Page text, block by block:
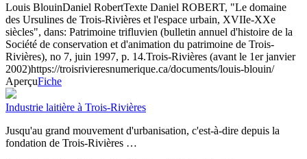
Louis BlouinDaniel RobertTexte Daniel ROBERT, "Le domaine
des Ursulines de Trois-Rivières et l'espace urbain, XVIIe-XXe
siècles", dans: Patrimoine trifluvien (bulletin annuel d'histoire de la
Société de conservation et d'animation du patrimoine de Trois-
Rivières), no 7, juin 1997, p. 14.Trois-Rivières (avant le 1er janvier
2002)https://troisrivieresnumerique.ca/documents/louis-blouin/
AperçuFiche
Industrie laitière à Trois-Rivières
Jusqu'au grand mouvement d'urbanisation, c'est-à-dire depuis la
fondation de Trois-Rivières …